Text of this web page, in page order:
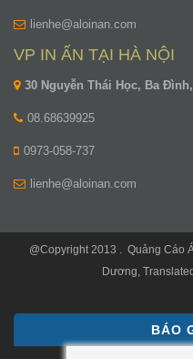
lienhe@aloinan.com
VP IN ẤN TẠI HÀ NỘI
30 Nguyễn Thái Học, Ba
08.68639925
0973-058-737
lienhe@aloinan.com
@Copyright 2013 . Quảng Cáo
Dương,
BÁO